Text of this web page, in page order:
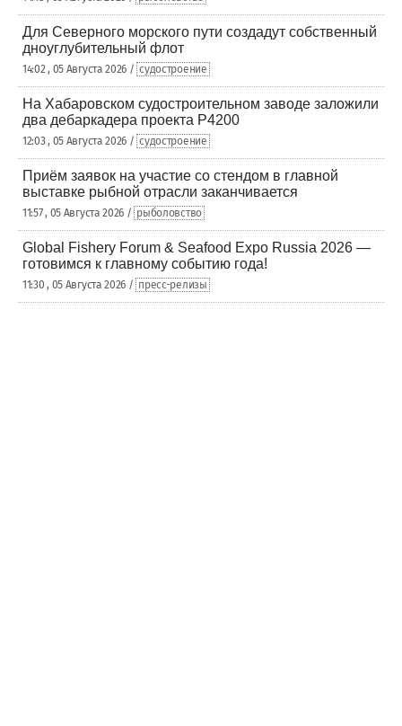
Для Северного морского пути создадут собственный
дноуглубительный флот
14:02 , 05 Августа 2026 / судостроение
На Хабаровском судостроительном заводе заложили
два дебаркадера проекта Р4200
12:03 , 05 Августа 2026 / судостроение
Приём заявок на участие со стендом в главной
выставке рыбной отрасли заканчивается
11:57 , 05 Августа 2026 / рыболовство
Global Fishery Forum & Seafood Expo Russia 2026 —
готовимся к главному событию года!
11:30 , 05 Августа 2026 / пресс-релизы